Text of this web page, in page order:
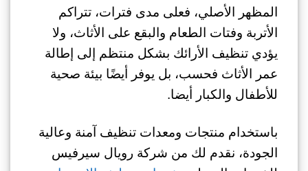
المظهر الأصلي، فعلى مدى فترات، تتراكم
الأتربة وفتات الطعام والبقع على الأثاث، ولا
يؤدي تنظيف الأرائك بشكل منتظم إلى إطالة
عمر الأثاث فحسب، بل يوفر أيضًا بيئة صحية
للأطفال والكبار أيضا.
باستخدام منتجات ومعدات تنظيف آمنة وعالية
الجودة، نقدم لك من شركة رويال سيرفيس